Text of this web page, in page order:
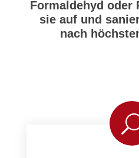
Formaldehyd oder
sie auf und
nach